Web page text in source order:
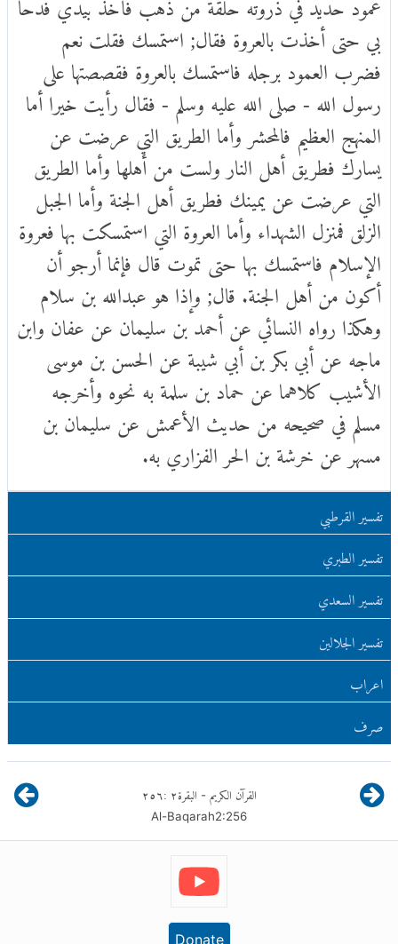
بي حتى أخذت بالعروة فقال; استمسك فقلت نعم
فضرب العمود برجله فاستمسك بالعروة فقصصتها على
رسول الله - صلى الله عليه وسلم - فقال رأيت خيرا أما
المنهج العظيم فالمحشر وأما الطريق التي عرضت عن
يسارك فطريق أهل النار ولست من أهلها وأما الطريق
التي عرضت عن يمينك فطريق أهل الجنة وأما الجبل
الزلق فمنزل الشهداء وأما العروة التي استمسكت بها فعروة
الإسلام فاستمسك بها حتى تموت قال فإنما أرجو أن
أكون من أهل الجنة. قال; وإذا هو عبدالله بن سلام
وهكذا رواه النسائي عن أحمد بن سليمان عن عفان وابن
ماجه عن أبي بكر بن أبي شيبة عن الحسن بن موسى
الأشيب كلاهما عن حماد بن سلمة به نحوه وأخرجه
مسلم في صحيحه من حديث الأعمش عن سليمان بن
مسهر عن خرشة بن الحر الفزاري به.
تفسير القرطبي
تفسير الطبري
تفسير السعدي
تفسير الجلالين
اعراب
صرف
القرآن الكريم - البقرة٢:٢٥٦
Al-Baqarah2:256
Donate